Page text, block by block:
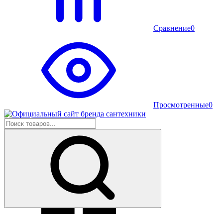
Сравнение0
Просмотренные0